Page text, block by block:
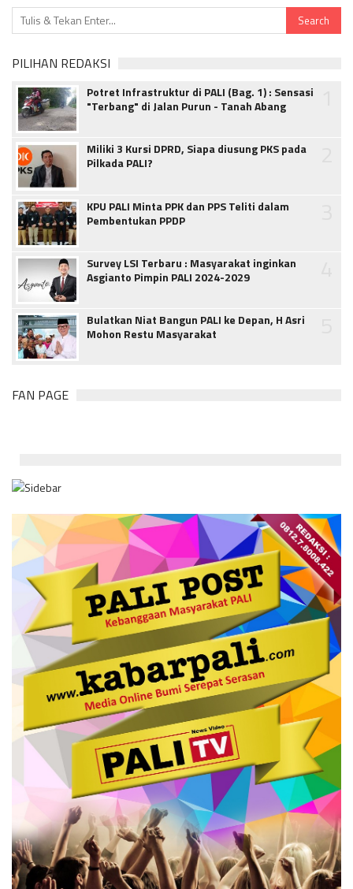
PILIHAN REDAKSI
Potret Infrastruktur di PALI (Bag. 1) : Sensasi
"Terbang" di Jalan Purun - Tanah Abang
Miliki 3 Kursi DPRD, Siapa diusung PKS pada
Pilkada PALI?
KPU PALI Minta PPK dan PPS Teliti dalam
Pembentukan PPDP
Survey LSI Terbaru : Masyarakat inginkan
Asgianto Pimpin PALI 2024-2029
Bulatkan Niat Bangun PALI ke Depan, H Asri
Mohon Restu Masyarakat
FAN PAGE